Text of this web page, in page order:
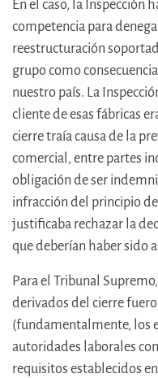
En el caso, la Inspección
competencia para
reestructuración
grupo como
nuestro país. La
cliente de esas fábricas
cierre traía causa de la
comercial, entre partes
obligación de ser
infracción del principio
justificaba rechazar la
que deberían haber sido
Para el Tribunal
derivados del cierre
(fundamentalmente, los
autoridades laborales
requisitos establecidos